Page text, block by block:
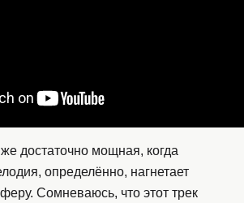
достаточно мощная, когда
определённо, нагнетает
Сомневаюсь, что этот трек